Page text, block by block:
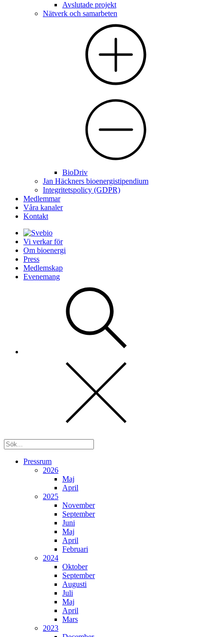
Avslutade projekt
Nätverk och samarbeten
BioDriv
Jan Häckners bioenergistipendium
Integritetspolicy (GDPR)
Medlemmar
Våra kanaler
Kontakt
Vi verkar för
Om bioenergi
Press
Medlemskap
Evenemang
Pressrum
2026
Maj
April
2025
November
September
Juni
Maj
April
Februari
2024
Oktober
September
Augusti
Juli
Maj
April
Mars
2023